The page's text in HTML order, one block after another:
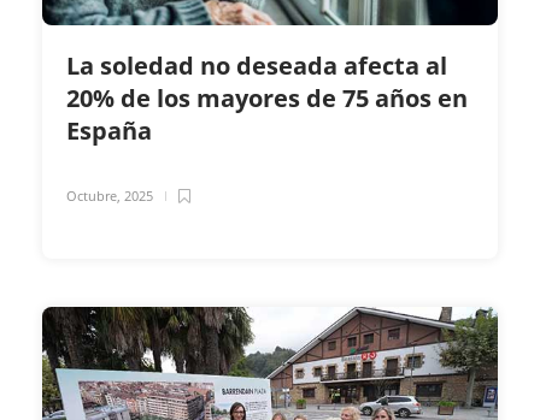
La soledad no deseada afecta al
20% de los mayores de 75 años en
España
Octubre, 2025